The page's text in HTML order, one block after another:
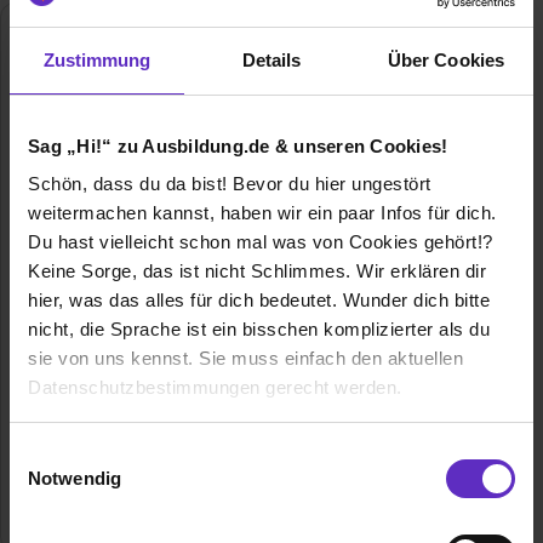
Zustimmung Details Über Cookies
Sag „Hi!“ zu Ausbildung.de & unseren Cookies!
Schön, dass du da bist! Bevor du hier ungestört
weitermachen kannst, haben wir ein paar Infos für dich.
Du hast vielleicht schon mal was von Cookies gehört!?
Keine Sorge, das ist nicht Schlimmes. Wir erklären dir
hier, was das alles für dich bedeutet. Wunder dich bitte
nicht, die Sprache ist ein bisschen komplizierter als du
sie von uns kennst. Sie muss einfach den aktuellen
Datenschutzbestimmungen gerecht werden.
Notwendig
PROSOZ Herten GmbH
45699 Herten
E-Mail anzeigen
Gründungsjahr